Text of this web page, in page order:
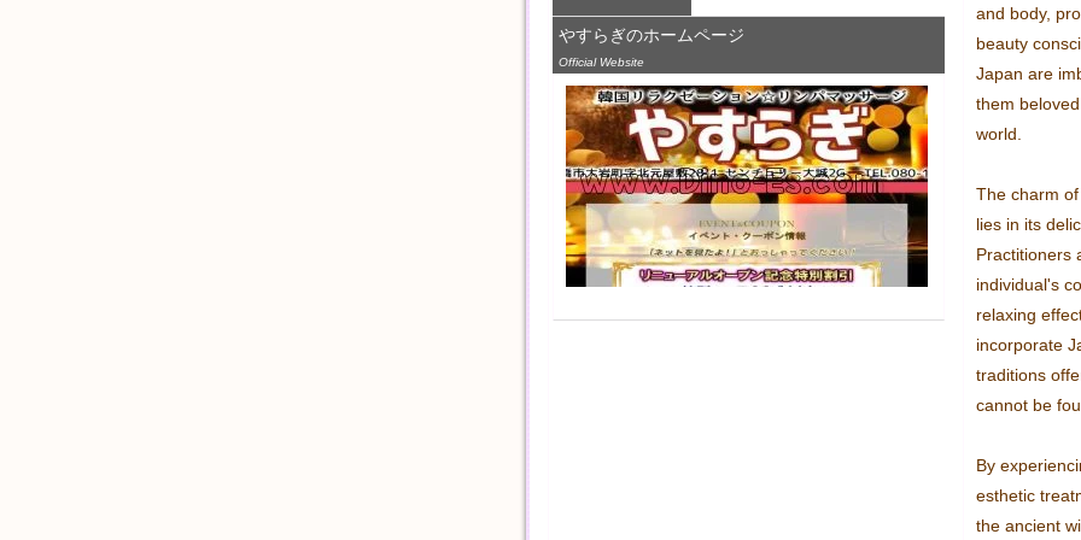
and body,
beauty
Japan are
them
world.
The charm
lies in its
Practitioners
individual's
relaxing
incorporate
traditions
cannot be
By
esthetic
the ancient
やすらぎのホームページ
Official Website